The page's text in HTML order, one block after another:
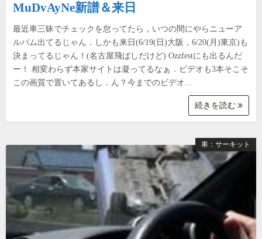
MuDvAyNe新譜＆来日
最近車三昧でチェックを怠ってたら，いつの間にやらニューア
ルバム出てるじゃん．しかも来日(6/19(日)大阪，6/20(月)東京)も
決まってるじゃん！(名古屋飛ばしだけど) Ozzfestにも出るんだ
ー！ 相変わらず本家サイトは凝ってるなぁ．ビデオも3本そこそ
この画質で置いてあるし．ん？今までのビデオ…
続きを読む
車：サーキット